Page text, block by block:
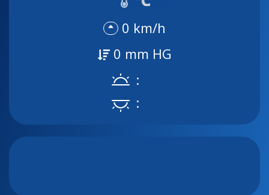
0 km/h
0 mm HG
:
: